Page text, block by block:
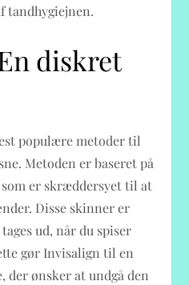
tandhygiejnen.
diskret
populære metoder til
Metoden er baseret på
er skræddersyet til at
Disse skinner er
ud, når du spiser
gør Invisalign til en
der ønsker at undgå den